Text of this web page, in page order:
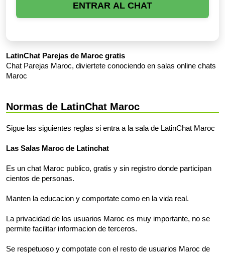
ENTRAR AL CHAT
LatinChat Parejas de Maroc gratis
Chat Parejas Maroc, diviertete conociendo en salas online chats
Maroc
Normas de LatinChat Maroc
Sigue las siguientes reglas si entra a la sala de LatinChat Maroc
Las Salas Maroc de Latinchat
Es un chat Maroc publico, gratis y sin registro donde participan
cientos de personas.
Manten la educacion y comportate como en la vida real.
La privacidad de los usuarios Maroc es muy importante, no se
permite facilitar informacion de terceros.
Se respetuoso y compotate con el resto de usuarios Maroc de